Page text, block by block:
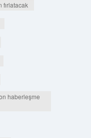
fırlatacak
haberleşme